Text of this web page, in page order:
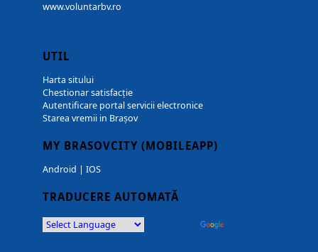
www.voluntarbv.ro
UTIL
Harta sitului
Chestionar satisfacție
Autentificare portal servicii electronice
Starea vremii in Brașov
MY BRASOVCITY (MOBILEAPP)
Android | IOS
TRADUCERE AUTOMATĂ